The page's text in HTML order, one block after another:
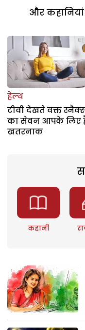
और
हेल्थ
टीवी देखते वक्त
का सेवन आपके लिए
खतरनाक
कहानी